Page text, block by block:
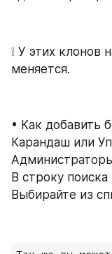
❕ У этих клонов
меняется.
• Как добавить
Карандаш или
В строку
Выбирайте из